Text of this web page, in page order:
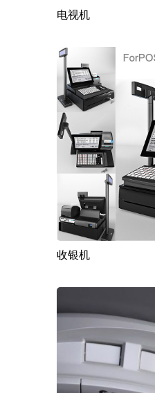
电视机
收银机